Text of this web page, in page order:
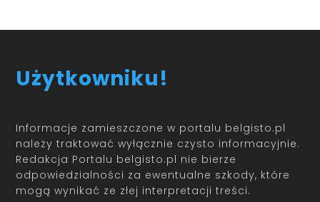
Użytkowniku!
Informacje zamieszczone w portalu belgisto.pl
należy traktować wyłącznie czysto informacyjnie.
Redakcja Portalu belgisto.pl nie bierze
odpowiedzialności za ewentualne szkody, które
mogą wynikać ze złej interpretacji treści.